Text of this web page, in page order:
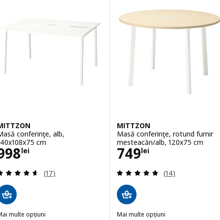
conferinţe, alb,
cm
lei
998lei
Evaluare: 4.6 din 5 stele. Total recenzii:
(17)
multe opțiuni
MITTZON
Masă conferinţe, rotund furnir
mesteacăn/alb, 120x75 cm
749lei
Preţ 749lei
Evaluare: 4.8
(14)
Mai multe opțiuni